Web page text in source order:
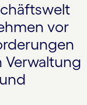
vor
Verwaltung